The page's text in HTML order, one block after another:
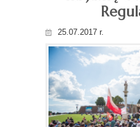
25.07.2017 r.